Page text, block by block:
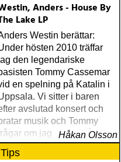
Anders - House By
Lake LP
Westin berättar:
hösten 2010 träffar
den legendariske
Tommy Cassemar
en spelning på Katalin i
Vi sitter i baren
avslutad konsert och
musik och Tommy
om jag spelar något
Håkan Olsson
Tips